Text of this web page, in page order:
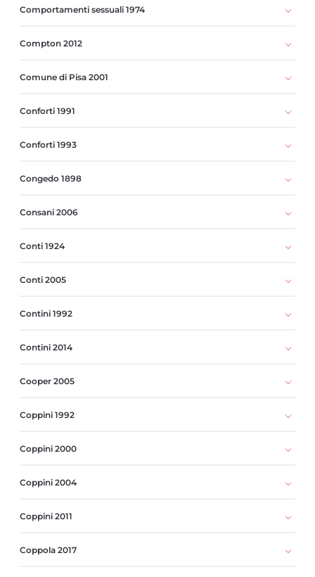
Comportamenti sessuali 1974
Compton 2012
Comune di Pisa 2001
Conforti 1991
Conforti 1993
Congedo 1898
Consani 2006
Conti 1924
Conti 2005
Contini 1992
Contini 2014
Cooper 2005
Coppini 1992
Coppini 2000
Coppini 2004
Coppini 2011
Coppola 2017